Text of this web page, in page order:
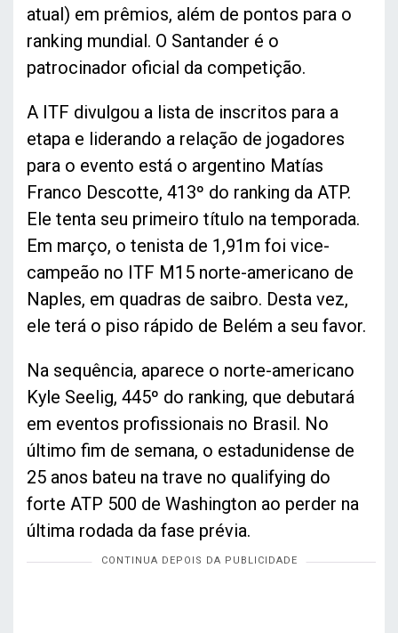
atual) em prêmios, além de pontos para o
ranking mundial. O Santander é o
patrocinador oficial da competição.
A ITF divulgou a lista de inscritos para a
etapa e liderando a relação de jogadores
para o evento está o argentino Matías
Franco Descotte, 413º do ranking da ATP.
Ele tenta seu primeiro título na temporada.
Em março, o tenista de 1,91m foi vice-
campeão no ITF M15 norte-americano de
Naples, em quadras de saibro. Desta vez,
ele terá o piso rápido de Belém a seu favor.
Na sequência, aparece o norte-americano
Kyle Seelig, 445º do ranking, que debutará
em eventos profissionais no Brasil. No
último fim de semana, o estadunidense de
25 anos bateu na trave no qualifying do
forte ATP 500 de Washington ao perder na
última rodada da fase prévia.